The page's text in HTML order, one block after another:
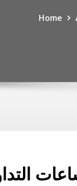
Home